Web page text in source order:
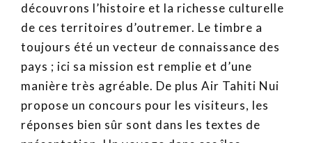
découvrons l’histoire et la richesse culturelle
de ces territoires d’outremer. Le timbre a
toujours été un vecteur de connaissance des
pays ; ici sa mission est remplie et d’une
manière très agréable. De plus Air Tahiti Nui
propose un concours pour les visiteurs, les
réponses bien sûr sont dans les textes de